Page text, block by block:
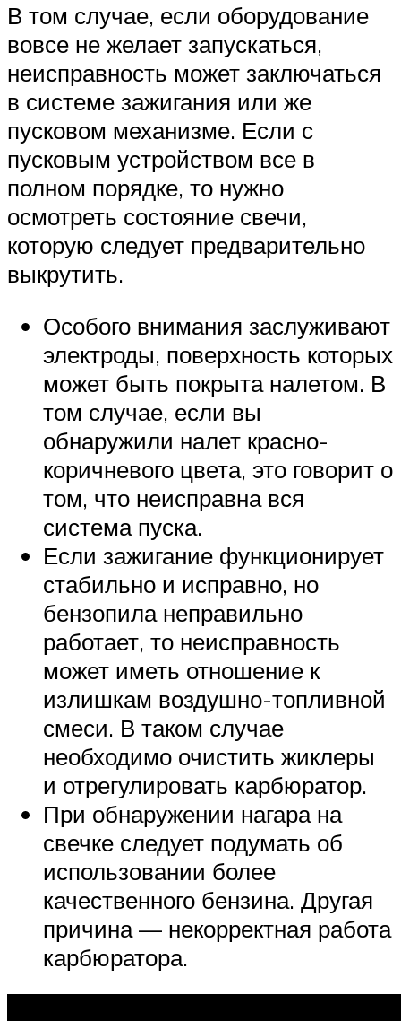
В том случае, если оборудование
вовсе не желает запускаться,
неисправность может заключаться
в системе зажигания или же
пусковом механизме. Если с
пусковым устройством все в
полном порядке, то нужно
осмотреть состояние свечи,
которую следует предварительно
выкрутить.
Особого внимания заслуживают
электроды, поверхность которых
может быть покрыта налетом. В
том случае, если вы
обнаружили налет красно-
коричневого цвета, это говорит о
том, что неисправна вся
система пуска.
Если зажигание функционирует
стабильно и исправно, но
бензопила неправильно
работает, то неисправность
может иметь отношение к
излишкам воздушно-топливной
смеси. В таком случае
необходимо очистить жиклеры
и отрегулировать карбюратор.
При обнаружении нагара на
свечке следует подумать об
использовании более
качественного бензина. Другая
причина — некорректная работа
карбюратора.